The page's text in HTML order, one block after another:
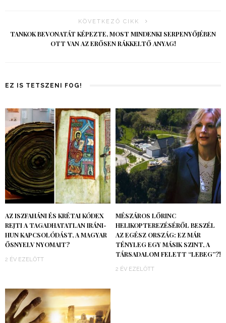
KÖVETKEZŐ CIKK
TANKOK BEVONATÁT KÉPEZTE, MOST MINDENKI SERPENYŐJÉBEN
OTT VAN AZ ERŐSEN RÁKKELTŐ ANYAG!
EZ IS TETSZENI FOG!
AZ ISZFAHÁNI ÉS KRÉTAI KÓDEX
REJTI A TAGADHATATLAN IRÁNI-
HUN KAPCSOLÓDÁST, A MAGYAR
ŐSNYELV NYOMAIT?
2 ÉV EZELŐTT
MÉSZÁROS LŐRINC
HELIKOPTEREZÉSÉRŐL BESZÉL
AZ EGÉSZ ORSZÁG: EZ MÁR
TÉNYLEG EGY MÁSIK SZINT, A
TÁRSADALOM FELETT “LEBEG”?!
2 ÉV EZELŐTT